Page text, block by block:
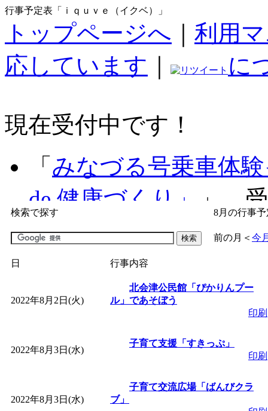
行事予定表「ｉｑｕｖｅ（イクベ）」
トップページへ
利用
応しています
に
現在受付中です！
「 みなづる号乗車体
de 健康づくり」
」 受
「子育て交流広場「
間：2026/07/09～
「皆鶴姫のこびる塾
「子育て講座「ばん
2026/07/10～2026/08/
検索で探す 8月の行事予
前の月 ＜ 今
日 行事内容
2022年8月2日(火)
北会津公民館「ぴかりんプー
ル」であそぼう
印刷
2022年8月3日(水)
子育て支援「すきっぷ」
印刷
2022年8月3日(水)
子育て交流広場「ばんびクラ
ブ」